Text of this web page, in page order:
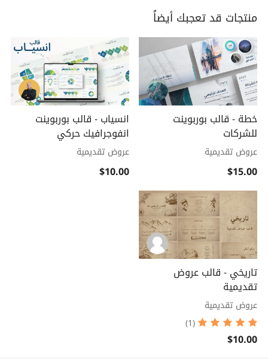
منتجات قد تعجبك أيضاً
خطة - قالب بوربوينت
للشركات
عروض تقديمية
$15.00
انسياب - قالب بوربوينت
انفوجرافيك حركي
عروض تقديمية
$10.00
تاريخي - قالب عروض
تقديمية
عروض تقديمية
(1)
$10.00